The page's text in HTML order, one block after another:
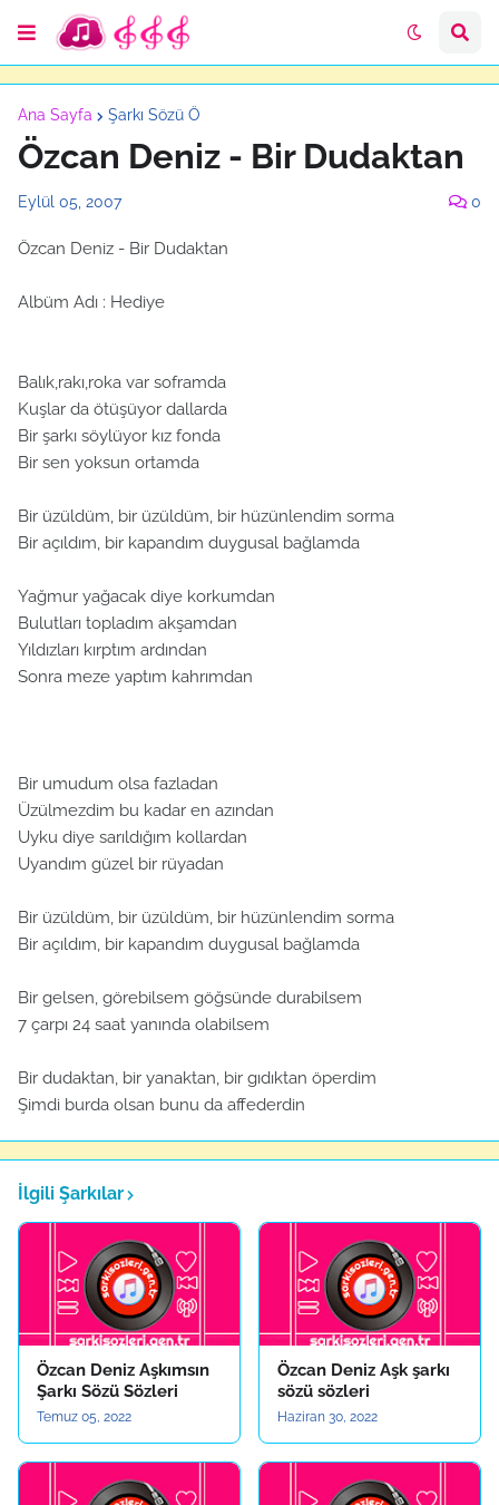
Ana Sayfa Şarkı Sözü Ö
Özcan Deniz - Bir Dudaktan
Eylül 05, 2007 0
Özcan Deniz - Bir Dudaktan
Albüm Adı : Hediye
Balık,rakı,roka var soframda
Kuşlar da ötüşüyor dallarda
Bir şarkı söylüyor kız fonda
Bir sen yoksun ortamda
Bir üzüldüm, bir üzüldüm, bir hüzünlendim sorma
Bir açıldım, bir kapandım duygusal bağlamda
Yağmur yağacak diye korkumdan
Bulutları topladım akşamdan
Yıldızları kırptım ardından
Sonra meze yaptım kahrımdan
Bir umudum olsa fazladan
Üzülmezdim bu kadar en azından
Uyku diye sarıldığım kollardan
Uyandım güzel bir rüyadan
Bir üzüldüm, bir üzüldüm, bir hüzünlendim sorma
Bir açıldım, bir kapandım duygusal bağlamda
Bir gelsen, görebilsem göğsünde durabilsem
7 çarpı 24 saat yanında olabilsem
Bir dudaktan, bir yanaktan, bir gıdıktan öperdim
Şimdi burda olsan bunu da affederdin
İlgili Şarkılar
Özcan Deniz Aşkımsın
Şarkı Sözü Sözleri
Temuz 05, 2022
Özcan Deniz Aşk şarkı
sözü sözleri
Haziran 30, 2022